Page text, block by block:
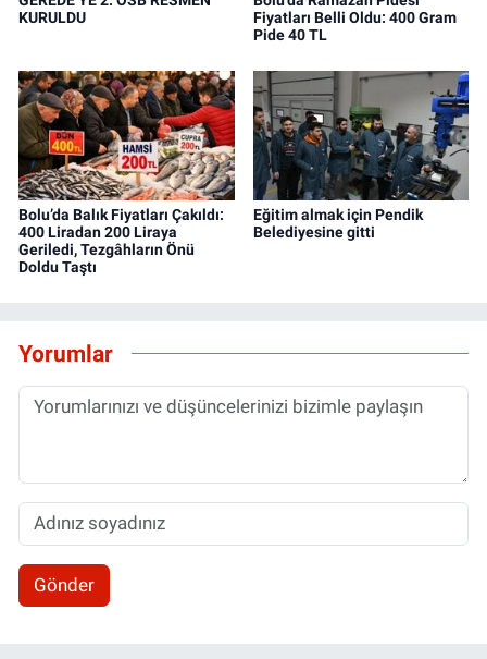
KURULDU
Fiyatları Belli Oldu: 400 Gram
Pide 40 TL
Bolu’da Balık Fiyatları Çakıldı:
400 Liradan 200 Liraya
Geriledi, Tezgâhların Önü
Doldu Taştı
Eğitim almak için Pendik
Belediyesine gitti
Yorumlar
Gönder